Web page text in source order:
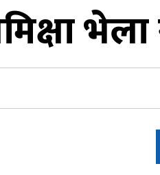
भेला